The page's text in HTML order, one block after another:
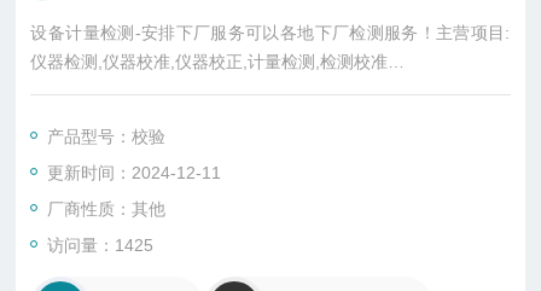
设备计量检测-安排下厂服务可以各地下厂检测服务！主营项目:
仪器检测,仪器校准,仪器校正,计量检测,检测校准
.....各地大部分地区有实验室，分公司
可下厂服务！*！可加急加快出报告！欢迎咨询！
可下厂服务！*！可加急加快出报告！欢迎咨询！
产品型号：校验
更新时间：2024-12-11
厂商性质：其他
访问量：1425